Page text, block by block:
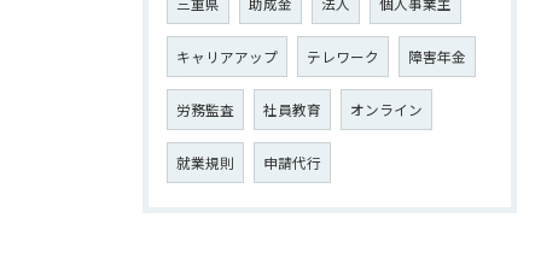
キャリアアップ テレワーク 障害年金
労務監査 社員教育 オンライン
就業規則 申請代行